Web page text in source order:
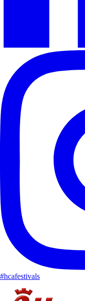
#hcafestivals